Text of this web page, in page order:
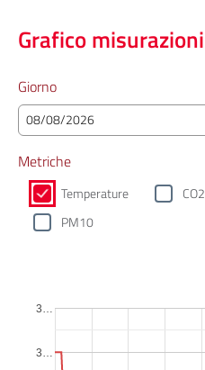
Grafico
Giorno
Metriche
Temperature CO2
PM10
3…
3…